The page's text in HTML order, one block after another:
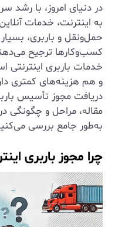
در دنیای امروز، با رشد
به اینترنت، خدمات
حمل‌ونقل و باربری،
کسب‌وکارها ترجیح
خدمات باربری
و هم هزینه‌های کمتری
دریافت مجوز تأسیس
مقاله، مراحل و چگونگی
به‌طور جامع بررسی
چرا مجوز باربری